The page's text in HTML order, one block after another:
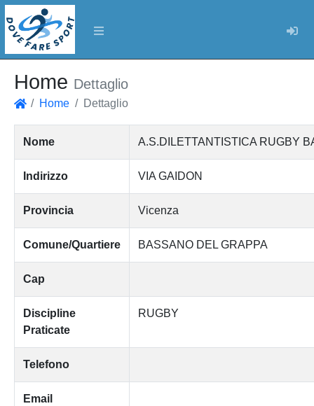
Home Dettaglio
Home Dettaglio
Nome A.S.DILETTANTISTICA RUGBY
Indirizzo VIA GAIDON
Provincia Vicenza
Comune/Quartiere BASSANO DEL GRAPPA
Cap
Discipline
Praticate
RUGBY
Telefono
Email